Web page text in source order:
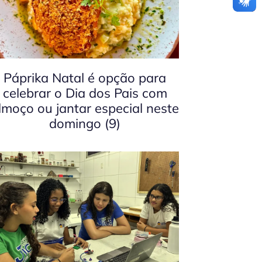
Páprika Natal é opção para
celebrar o Dia dos Pais com
ou jantar especial neste
domingo (9)